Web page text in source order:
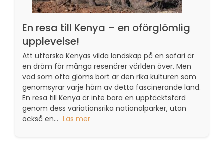
En resa till Kenya – en oförglömlig
upplevelse!
Att utforska Kenyas vilda landskap på en safari är
en dröm för många resenärer världen över. Men
vad som ofta glöms bort är den rika kulturen som
genomsyrar varje hörn av detta fascinerande land.
En resa till Kenya är inte bara en upptäcktsfärd
genom dess variationsrika nationalparker, utan
också en... Läs mer